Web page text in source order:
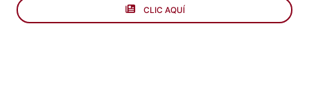
CLIC AQUÍ